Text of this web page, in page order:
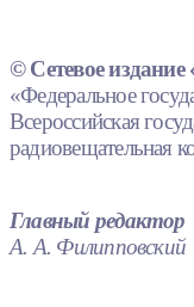
© Сетевое издание
«Федеральное
Всероссийская
радиовещательная
Главный редактор
А. А. Филипповский